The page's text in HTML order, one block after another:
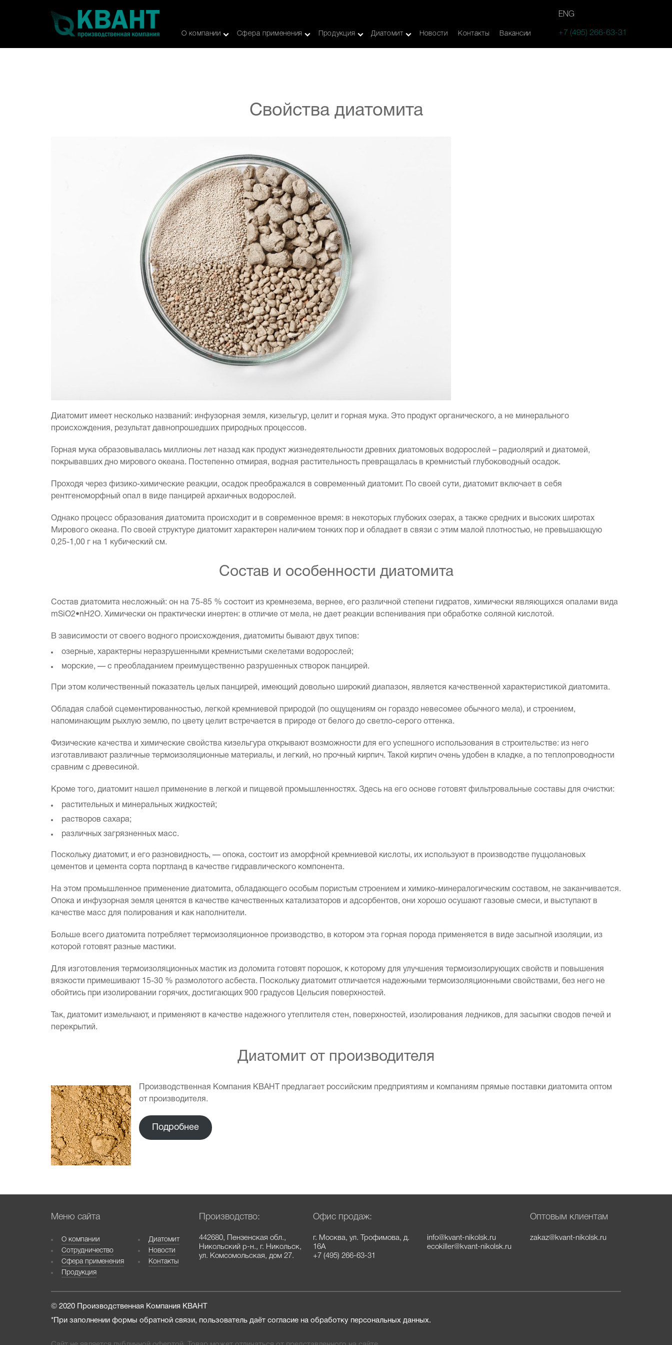
О компании Сфера применения Продукция Диатомит Новости Контакты Вакансии +7 (495) 266-63-31
ENG
Свойства диатомита
Диатомит имеет несколько названий: инфузорная земля, кизельгур, целит и горная мука. Это продукт органического, а не минерального
происхождения, результат давнопрошедших природных процессов.
Горная мука образовывалась миллионы лет назад как продукт жизнедеятельности древних диатомовых водорослей – радиолярий и диатомей,
покрывавших дно мирового океана. Постепенно отмирая, водная растительность превращалась в кремнистый глубоководный осадок.
Проходя через физико-химические реакции, осадок преображался в современный диатомит. По своей сути, диатомит включает в себя
рентгеноморфный опал в виде панцирей архаичных водорослей.
Однако процесс образования диатомита происходит и в современное время: в некоторых глубоких озерах, а также средних и высоких широтах
Мирового океана. По своей структуре диатомит характерен наличием тонких пор и обладает в связи с этим малой плотностью, не превышающую
0,25-1,00 г на 1 кубический см.
Состав и особенности диатомита
Состав диатомита несложный: он на 75-85 % состоит из кремнезема, вернее, его различной степени гидратов, химически являющихся опалами вида
mSiO2•nH2O. Химически он практически инертен: в отличие от мела, не дает реакции вспенивания при обработке соляной кислотой.
В зависимости от своего водного происхождения, диатомиты бывают двух типов:
озерные, характерны неразрушенными кремнистыми скелетами водорослей;
морские, — с преобладанием преимущественно разрушенных створок панцирей.
При этом количественный показатель целых панцирей, имеющий довольно широкий диапазон, является качественной характеристикой диатомита.
Обладая слабой сцементированностью, легкой кремниевой природой (по ощущениям он гораздо невесомее обычного мела), и строением,
напоминающим рыхлую землю, по цвету целит встречается в природе от белого до светло-серого оттенка.
Физические качества и химические свойства кизельгура открывают возможности для его успешного использования в строительстве: из него
изготавливают различные термоизоляционные материалы, и легкий, но прочный кирпич. Такой кирпич очень удобен в кладке, а по теплопроводности
сравним с древесиной.
Кроме того, диатомит нашел применение в легкой и пищевой промышленностях. Здесь на его основе готовят фильтровальные составы для очистки:
растительных и минеральных жидкостей;
растворов сахара;
различных загрязненных масс.
Поскольку диатомит, и его разновидность, — опока, состоит из аморфной кремниевой кислоты, их используют в производстве пуццолановых
цементов и цемента сорта портланд в качестве гидравлического компонента.
На этом промышленное применение диатомита, обладающего особым пористым строением и химико-минералогическим составом, не заканчивается.
Опока и инфузорная земля ценятся в качестве качественных катализаторов и адсорбентов, они хорошо осушают газовые смеси, и выступают в
качестве масс для полирования и как наполнители.
Больше всего диатомита потребляет термоизоляционное производство, в котором эта горная порода применяется в виде засыпной изоляции, из
которой готовят разные мастики.
Для изготовления термоизоляционных мастик из доломита готовят порошок, к которому для улучшения термоизолирующих свойств и повышения
вязкости примешивают 15-30 % размолотого асбеста. Поскольку диатомит отличается надежными термоизоляционными свойствами, без него не
обойтись при изолировании горячих, достигающих 900 градусов Цельсия поверхностей.
Так, диатомит измельчают, и применяют в качестве надежного утеплителя стен, поверхностей, изолирования ледников, для засыпки сводов печей и
перекрытий.
Диатомит от производителя
Производственная Компания КВАНТ предлагает российским предприятиям и компаниям прямые поставки диатомита оптом
от производителя.
Подробнее
Меню сайта
О компании
Сотрудничество
Сфера применения
Продукция
Диатомит
Новости
Контакты
Производство:
442680, Пензенская обл.,
Никольский р-н., г. Никольск,
ул. Комсомольская, дом 27.
Офис продаж:
г. Москва, ул. Трофимова, д.
16А
+7 (495) 266-63-31
info@kvant-nikolsk.ru
ecokiller@kvant-nikolsk.ru
Оптовым клиентам
zakaz@kvant-nikolsk.ru
© 2020 Производственная Компания КВАНТ
*При заполнении формы обратной связи, пользователь даёт согласие на обработку персональных данных.